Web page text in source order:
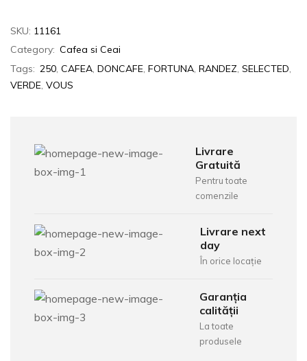
SKU: 11161
Category: Cafea si Ceai
Tags: 250, CAFEA, DONCAFE, FORTUNA, RANDEZ, SELECTED,
VERDE, VOUS
Livrare
Gratuită
Pentru toate
comenzile
Livrare next
day
În orice locație
Garanția
calității
La toate
produsele